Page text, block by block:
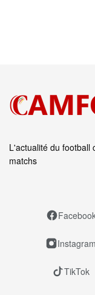
L'actualité du football
matchs
Instagram
TikTok